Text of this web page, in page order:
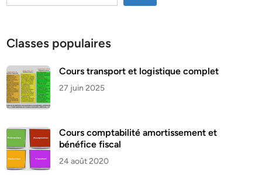
Classes populaires
Cours transport et logistique complet
27 juin 2025
Cours comptabilité amortissement et
bénéfice fiscal
24 août 2020